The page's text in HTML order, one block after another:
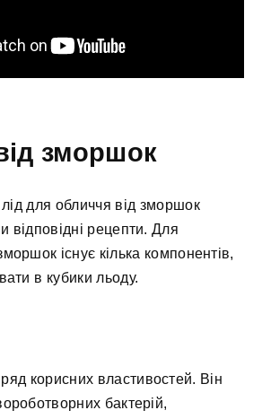
зморшок
для обличчя від зморшок
відповідні рецепти. Для
існує кілька компонентів,
в кубики льоду.
корисних властивостей. Він
бактерій,